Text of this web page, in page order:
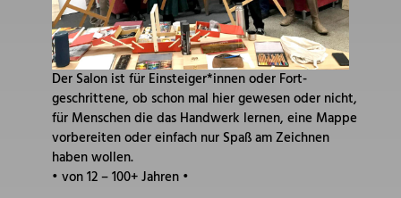
Der Salon ist für Einsteiger*innen oder Fort-
geschrittene, ob schon mal hier gewesen oder nicht,
für Menschen die das Handwerk lernen, eine Mappe
vorbereiten oder einfach nur Spaß am Zeichnen
haben wollen.
• von 12 – 100+ Jahren •